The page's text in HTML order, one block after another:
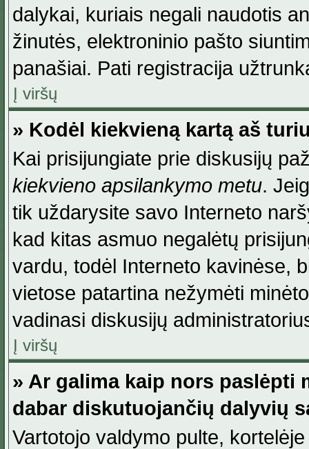
dalykai, kuriais negali naudotis
žinutės, elektroninio pašto
panašiai. Pati registracija
Į viršų
» Kodėl kiekvieną kartą aš
Kai prisijungiate prie diskusijų
kiekvieno apsilankymo metu.
tik uždarysite savo Interneto
kad kitas asmuo negalėtų
vardu, todėl Interneto kavinėse,
vietose patartina nežymėti
vadinasi diskusijų
Į viršų
» Ar galima kaip nors paslėpti
dabar diskutuojančių dalyvių
Vartotojo valdymo pulte,